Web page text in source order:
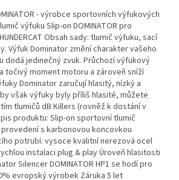
- výrobce sportovních výfukových
výfuku Slip-on DOMINATOR pro
Obsah sady: tlumič výfuku, sací
Výfuk Dominator změní charakter vašeho
dodá jedinečný zvuk. Průchozí výfukový
točivý moment motoru a zároveň sníží
Dominator zaručují hlasitý, nízký a
však výfuky byly příliš hlasité, můžete
tlumičů dB Killers (rovněž k dostání v
produktu: Slip-on sportovní tlumič
s karbonovou koncovkou
potrubí: vysoce kvalitní nerezová ocel
instalaci plug & play Úroveň hlasitosti
Silencer DOMINATOR HP1 se hodí pro
evropský výrobek Záruka 5 let